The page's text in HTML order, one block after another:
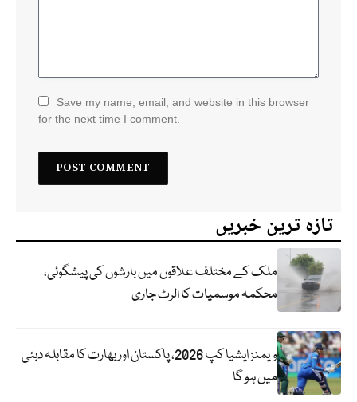
Save my name, email, and website in this browser
for the next time I comment.
تازہ ترین خبریں
ملک کے مختلف علاقوں میں بارشوں کی پیشگوئی،
محکمہ موسمیات کا الرٹ جاری
ویمنز ایشیا کپ 2026، پاکستان اور بھارت کا مقابلہ دبئی
میں ہو گا